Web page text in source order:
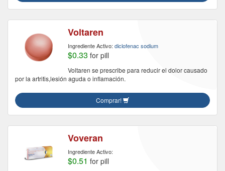
Voltaren
Ingrediente Activo: diclofenac sodium
$0.33 for pill
Voltaren se prescribe para reducir el dolor causado
por la artritis,lesión aguda o inflamación.
Comprar!
Voveran
Ingrediente Activo:
$0.51 for pill